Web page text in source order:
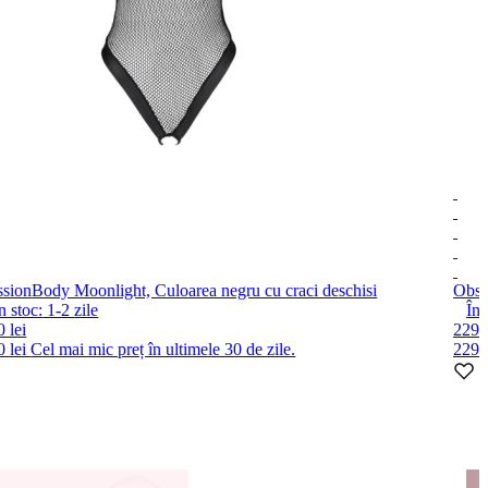
Body Moonlight, Culoarea negru cu craci deschisi
stoc: 1-2zile
lei
leiCel mai mic preț în ultimele 30 de zile.
În
229
229